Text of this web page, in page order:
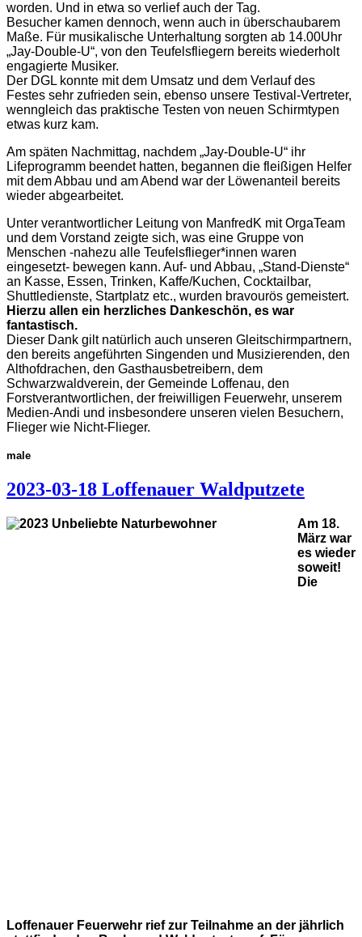
worden. Und in etwa so verlief auch der Tag.
Besucher kamen dennoch, wenn auch in überschaubarem
Maße. Für musikalische Unterhaltung sorgten ab 14.00Uhr
„Jay-Double-U“, von den Teufelsfliegern bereits wiederholt
engagierte Musiker.
Der DGL konnte mit dem Umsatz und dem Verlauf des
Festes sehr zufrieden sein, ebenso unsere Testival-Vertreter,
wenngleich das praktische Testen von neuen Schirmtypen
etwas kurz kam.
Am späten Nachmittag, nachdem „Jay-Double-U“ ihr
Lifeprogramm beendet hatten, begannen die fleißigen Helfer
mit dem Abbau und am Abend war der Löwenanteil bereits
wieder abgearbeitet.
Unter verantwortlicher Leitung von ManfredK mit OrgaTeam
und dem Vorstand zeigte sich, was eine Gruppe von
Menschen -nahezu alle Teufelsflieger*innen waren
eingesetzt- bewegen kann. Auf- und Abbau, „Stand-Dienste“
an Kasse, Essen, Trinken, Kaffe/Kuchen, Cocktailbar,
Shuttledienste, Startplatz etc., wurden bravourös gemeistert.
Hierzu allen ein herzliches Dankeschön, es war
fantastisch.
Dieser Dank gilt natürlich auch unseren Gleitschirmpartnern,
den bereits angeführten Singenden und Musizierenden, den
Althofdrachen, den Gasthausbetreibern, dem
Schwarzwaldverein, der Gemeinde Loffenau, den
Forstverantwortlichen, der freiwilligen Feuerwehr, unserem
Medien-Andi und insbesondere unseren vielen Besuchern,
Flieger wie Nicht-Flieger.
male
2023-03-18 Loffenauer Waldputzete
Am 18.
März war
es wieder
soweit!
Die
Loffenauer Feuerwehr rief zur Teilnahme an der jährlich